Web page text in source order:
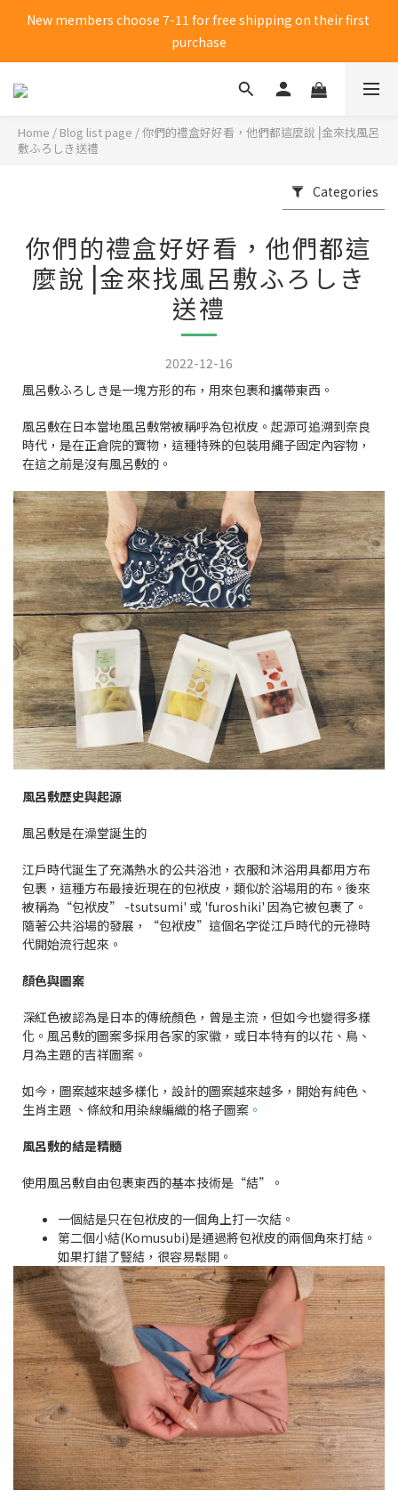
New members choose 7-11 for free shipping on their first
purchase
New members choose 7-11 for free shipping on their first
purchase
Click me to receive 50 yuan shopping credit
New members choose 7-11 for free shipping on their first
Home / Blog list page /你們的禮盒好好看，他們都這麼說⎥金來找風呂
敷ふろしき送禮
Categories
你們的禮盒好好看，他們都這
麼說⎥金來找風呂敷ふろしき
送禮
2022-12-16
風呂敷ふろしき是一塊方形的布 ，用來包裹和攜帶東西 。
風呂敷在日本當地風呂敷常被稱呼為包袱皮。 起源可追溯到奈良
時代，是在正倉院的寶物，這種特殊的包裝用繩子固定內容物，
在這之前是沒有風呂敷的。
風呂敷歷史與起源
風呂敷是在澡堂誕生的
江戶時代誕生了充滿熱水的公共浴池，衣服和沐浴用具都用方布
包裹，這種方布最接近現在的包袱皮，類似於浴場用的布。後來
被稱為“包袱皮” -tsutsumi' 或 'furoshiki' 因為它被包裹了。
隨著公共浴場的發展，“包袱皮”這個名字從江戶時代的元祿時
代開始流行起來。
顏色與圖案
深紅色被認為是日本的傳統顏色，曾是主流，但如今也變得多樣
化。風呂敷的圖案多採用各家的家徽，或日本特有的以花、鳥、
月為主題的吉祥圖案。
如今，圖案越來越多樣化，設計的圖案越來越多，開始有純色、
生肖主題 、條紋和用染線編織的格子圖案 。
風呂敷的結是精髓
使用風呂敷自由包裹東西的基本技術是“結”。
一個結是只在包袱皮的一個角上打一次結。
第二個小結(Komusubi)是通過將包袱皮的兩個角來打結。
如果打錯了豎結，很容易鬆開。